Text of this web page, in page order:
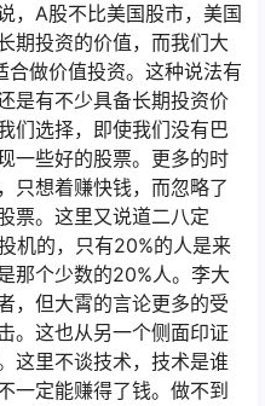
，A股不比美国股市，美国
期投资的价值，而我们大
做价值投资。这种说法有
是有不少具备长期投资价
们选择，即使我们没有巴
一些好的股票。更多的时
只想着赚快钱，而忽略了
票。这里又说道二八定
机的，只有20%的人是来
那个少数的20%人。李大
，但大霄的言论更多的受
。这也从另一个侧面印证
这里不谈技术，技术是谁
一定能赚得了钱。做不到